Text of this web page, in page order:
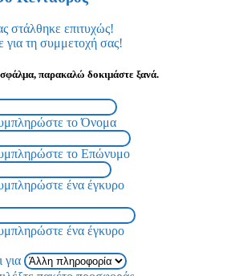
στάλθηκε επιτυχώς!
για τη συμμετοχή σας!
παρακαλώ δοκιμάστε ξανά.
το Όνομα
το Επώνυμο
ένα έγκυρο
ένα έγκυρο
για